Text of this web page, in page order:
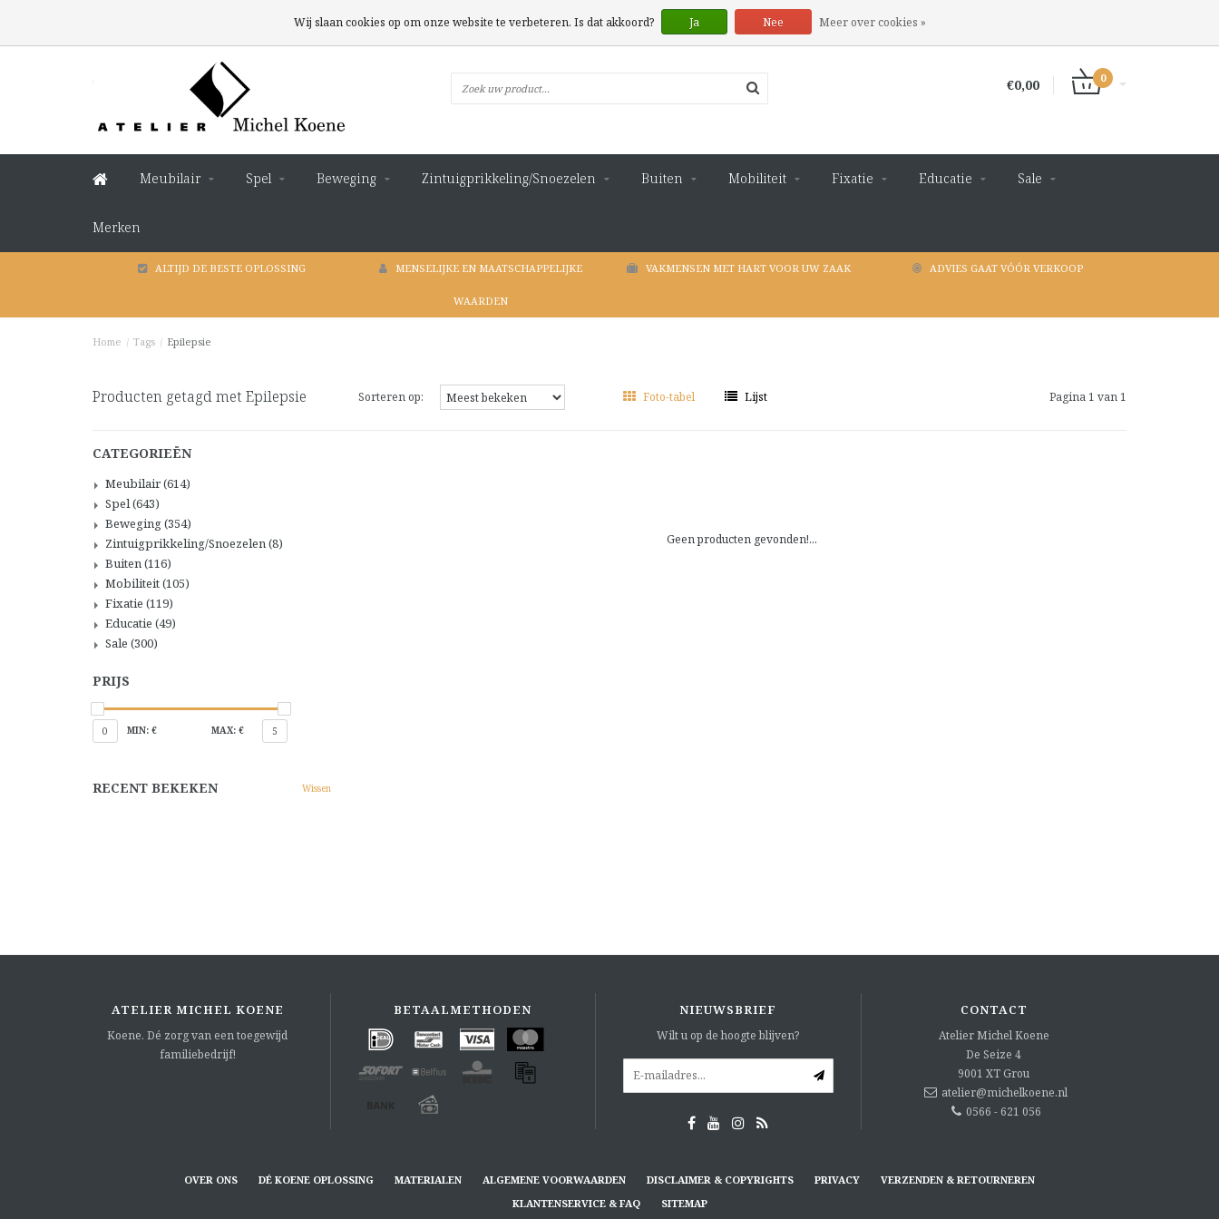
€0,00 0
Meubilair Spel Beweging Zintuigprikkeling/Snoezelen Buiten Mobiliteit Fixatie Educatie Sale
Merken
ALTIJD DE BESTE OPLOSSING MENSELIJKE EN MAATSCHAPPELIJKE
WAARDEN
VAKMENSEN MET HART VOOR UW ZAAK ADVIES GAAT VÓÓR VERKOOP
Home / Tags / Epilepsie
Producten getagd met Epilepsie Sorteren op: Foto-tabel Lijst Pagina 1 van 1
CATEGORIEËN
Meubilair(614)
Spel(643)
Beweging(354)
Zintuigprikkeling/Snoezelen(8)
Buiten(116)
Mobiliteit(105)
Fixatie (119)
Educatie (49)
Sale (300)
PRIJS
0 MIN: € MAX: € 5
RECENT BEKEKEN Wissen
Geen producten gevonden!...
ATELIER MICHEL KOENE
Koene. Dé zorg van een toegewijd
familiebedrijf!
BETAALMETHODEN NIEUWSBRIEF
Wilt u op de hoogte blijven?
CONTACT
Atelier Michel Koene
De Seize 4
9001 XT Grou
atelier@michelkoene.nl
0566 - 621 056
OVER ONS DÉ KOENE OPLOSSING MATERIALEN ALGEMENE VOORWAARDEN DISCLAIMER & COPYRIGHTS PRIVACY
VERZENDEN & RETOURNEREN
KLANTENSERVICE & FAQ
SITEMAP
Wij slaan cookies op om onze website te verbeteren. Is dat akkoord? Ja Nee Meer over cookies »